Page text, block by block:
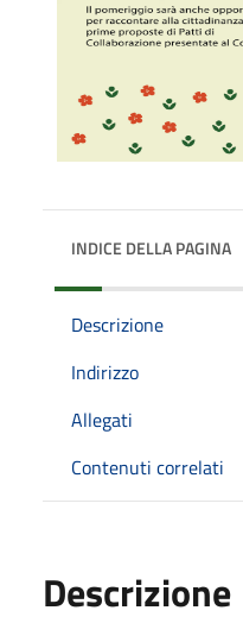
INDICE DELLA PAGINA
Descrizione
Indirizzo
Allegati
Contenuti correlati
Descrizione